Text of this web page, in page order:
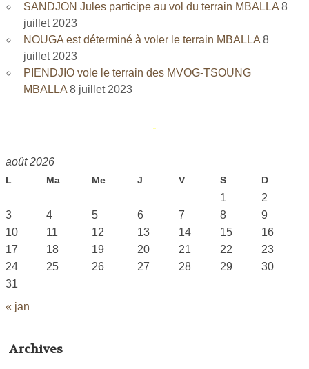
SANDJON Jules participe au vol du terrain MBALLA 8
juillet 2023
NOUGA est déterminé à voler le terrain MBALLA 8
juillet 2023
PIENDJIO vole le terrain des MVOG-TSOUNG
MBALLA 8 juillet 2023
août 2026
L Ma Me J V S D
« jan
1
2
3
4 5 6 7 8
9
10
11 12 13 14 15
16
17
18 19 20 21 22
23
24
25 26 27 28 29
30
31
Archives